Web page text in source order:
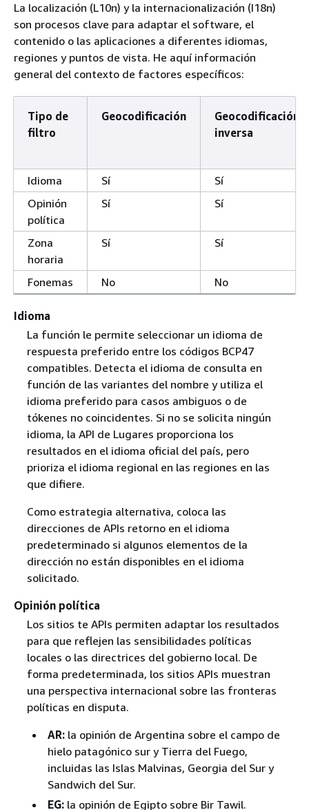
La localización (L10n) y la internacionalización (I18n)
son procesos clave para adaptar el software, el
contenido o las aplicaciones a diferentes idiomas,
regiones y puntos de vista. He aquí información
general del contexto de factores específicos:
Tipo de
filtro
Geocodificación
Geocodificación
inversa
Idioma Sí
Sí
Opinión
política
Sí Sí
Zona
horaria
Sí Sí
Fonemas No No
Idioma
La función le permite seleccionar un idioma de
respuesta preferido entre los códigos BCP47
compatibles. Detecta el idioma de consulta en
función de las variantes del nombre y utiliza el
idioma preferido para casos ambiguos o de
tókenes no coincidentes. Si no se solicita ningún
idioma, la API de Lugares proporciona los
resultados en el idioma oficial del país, pero
prioriza el idioma regional en las regiones en las
que difiere.
Como estrategia alternativa, coloca las
direcciones de APIs retorno en el idioma
predeterminado si algunos elementos de la
dirección no están disponibles en el idioma
solicitado.
Opinión política
Los sitios te APIs permiten adaptar los resultados
para que reflejen las sensibilidades políticas
locales o las directrices del gobierno local. De
forma predeterminada, los sitios APIs muestran
una perspectiva internacional sobre las fronteras
políticas en disputa.
AR:la opinión de Argentina sobre el campo de
hielo patagónico sur y Tierra del Fuego,
incluidas las Islas Malvinas, Georgia del Sur y
Sandwich del Sur.
EG:la opinión de Egipto sobre Bir Tawil.